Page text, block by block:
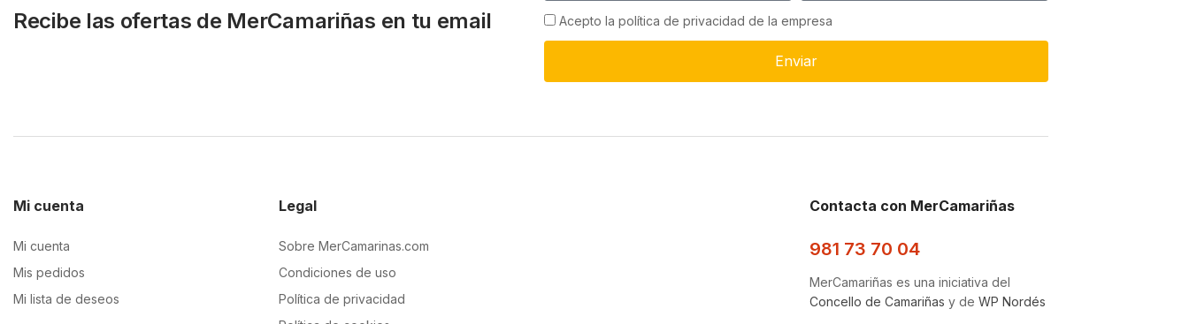
Recibe las ofertas de MerCamariñas en tu email Acepto la política de privacidad de la empresa
Enviar
Mi cuenta
Mi cuenta
Mis pedidos
Mi lista de deseos
Legal
Sobre MerCamarinas.com
Condiciones de uso
Política de privacidad
Contacta con MerCamariñas
981 73 70 04
MerCamariñas es una iniciativa del
Concello de Camariñas y de WP Nordés